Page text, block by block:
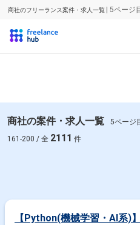
商社のフリーランス案件・求人一覧 | 5ページ
商社の案件・求人一覧
5ページ
161-200 / 全 2111 件
【Python(機械学習・AI系)